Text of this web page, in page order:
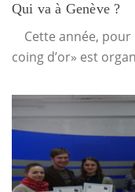
Qui va à Genève ?
Cette année, pour
coing d’or» est